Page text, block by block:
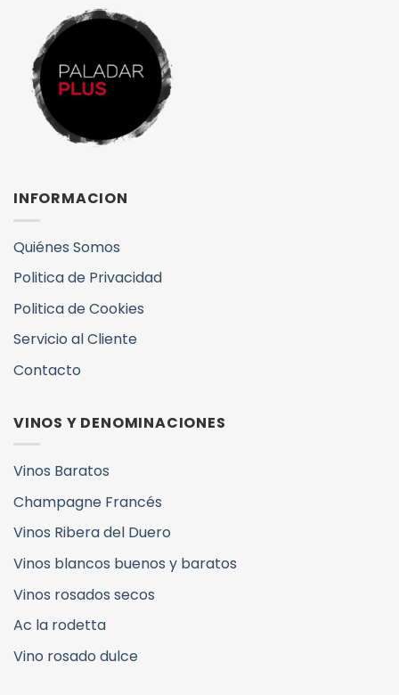
INFORMACION
Quiénes Somos
Politica de Privacidad
Politica de Cookies
Servicio al Cliente
Contacto
VINOS Y DENOMINACIONES
Vinos Baratos
Champagne Francés
Vinos Ribera del Duero
Vinos blancos buenos y baratos
Vinos rosados secos
Ac la rodetta
Vino rosado dulce